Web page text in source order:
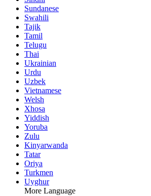
Sundanese
Swahili
Tajik
Tamil
Telugu
Thai
Ukrainian
Urdu
Uzbek
Vietnamese
Welsh
Xhosa
Yiddish
Yoruba
Zulu
Kinyarwanda
Tatar
Oriya
Turkmen
Uyghur
More Language